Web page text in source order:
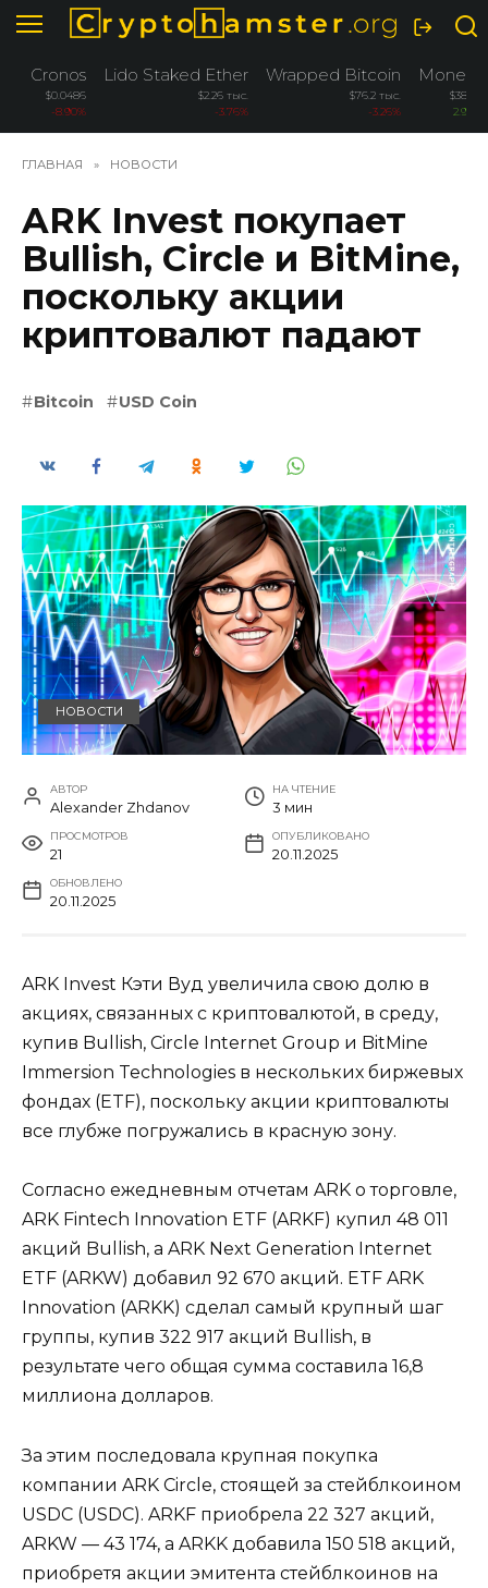
Перейти
содержанию
Cronos
$0.0486
-8.90%
Lido Staked Ether
$2.26 тыс.
-3.76%
Wrapped Bitcoin
$76.2 тыс.
-3.26%
Monero
$380.6
2.90%
ГЛАВНАЯ » НОВОСТИ
ARK Invest покупает
Bullish, Circle и BitMine,
поскольку акции
криптовалют падают
Bitcoin USD Coin
НОВОСТИ
АВТОР
Alexander Zhdanov
НА ЧТЕНИЕ
3 мин
ПРОСМОТРОВ
21
ОПУБЛИКОВАНО
20.11.2025
ОБНОВЛЕНО
20.11.2025
ARK Invest Кэти Вуд увеличила свою долю в
акциях, связанных с криптовалютой, в среду,
купив Bullish, Circle Internet Group и BitMine
Immersion Technologies в нескольких биржевых
фондах (ETF), поскольку акции криптовалюты
все глубже погружались в красную зону.
Согласно ежедневным отчетам ARK о торговле,
ARK Fintech Innovation ETF (ARKF) купил 48 011
акций Bullish, а ARK Next Generation Internet
ETF (ARKW) добавил 92 670 акций. ETF ARK
Innovation (ARKK) сделал самый крупный шаг
группы, купив 322 917 акций Bullish, в
результате чего общая сумма составила 16,8
миллиона долларов.
За этим последовала крупная покупка
компании ARK Circle, стоящей за стейблкоином
USDC (USDC). ARKF приобрела 22 327 акций,
ARKW — 43 174, а ARKK добавила 150 518 акций,
приобретя акции эмитента стейблкоинов на